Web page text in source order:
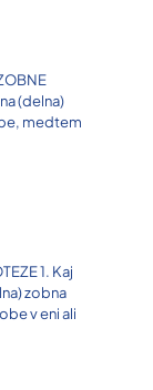
(delna)
medtem
1. Kaj
zobna
v eni ali